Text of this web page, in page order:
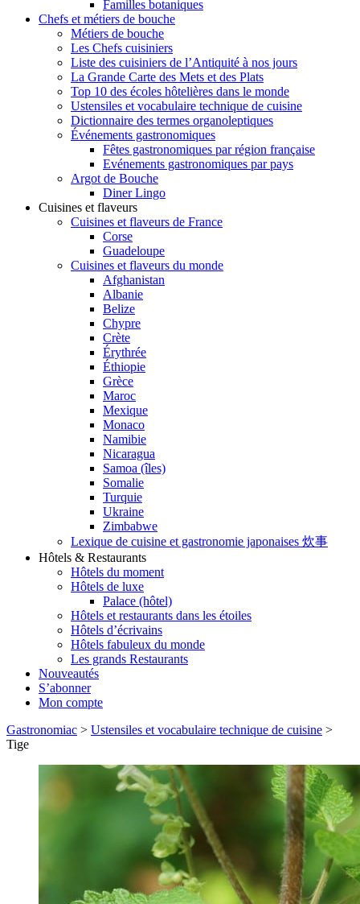
Familles botaniques
Chefs et métiers de bouche
Métiers de bouche
Les Chefs cuisiniers
Liste des cuisiniers de l’Antiquité à nos jours
La Grande Carte des Mets et des Plats
Top 10 des écoles hôtelières dans le monde
Ustensiles et vocabulaire technique de cuisine
Dictionnaire des termes organoleptiques
Événements gastronomiques
Fêtes gastronomiques par région française
Evénements gastronomiques par pays
Argot de Bouche
Diner Lingo
Cuisines et flaveurs
Cuisines et flaveurs de France
Corse
Guadeloupe
Cuisines et flaveurs du monde
Afghanistan
Albanie
Belize
Chypre
Crète
Érythrée
Éthiopie
Grèce
Maroc
Mexique
Monaco
Namibie
Nicaragua
Samoa (îles)
Somalie
Turquie
Ukraine
Zimbabwe
Lexique de cuisine et gastronomie japonaises 炊事
Hôtels & Restaurants
Hôtels du moment
Hôtels de luxe
Palace (hôtel)
Hôtels et restaurants dans les étoiles
Hôtels d’écrivains
Hôtels fabuleux du monde
Les grands Restaurants
Nouveautés
S’abonner
Mon compte
Gastronomiac > Ustensiles et vocabulaire technique de cuisine >
Tige